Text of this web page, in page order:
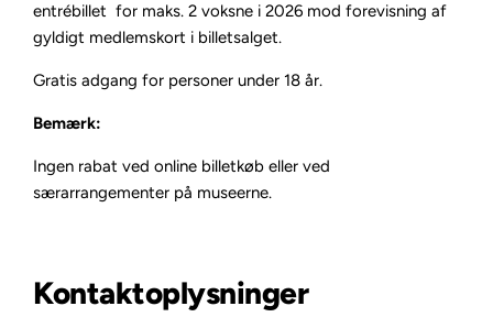
entrébillet for maks. 2 voksne i 2026 mod forevisning af
gyldigt medlemskort i billetsalget.
Gratis adgang for personer under 18 år.
Bemærk:
Ingen rabat ved online billetkøb eller ved
særarrangementer på museerne.
Kontaktoplysninger